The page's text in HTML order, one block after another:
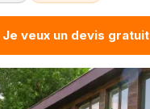
Je veux un devis gratuit